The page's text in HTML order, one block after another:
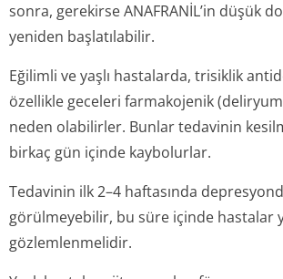
sonra, gerekirse ANAFRANİL’in düşük
yeniden başlatılabilir.
Eğilimli ve yaşlı hastalarda, trisiklik
özellikle geceleri farmakojenik
neden olabilirler. Bunlar tedavinin
birkaç gün içinde kaybolurlar.
Tedavinin ilk 2–4 haftasında
görülmeyebilir, bu süre içinde hastalar
gözlemlenmelidir.